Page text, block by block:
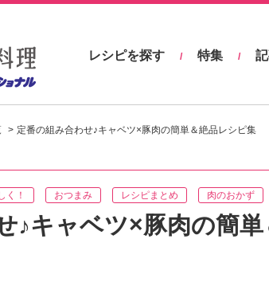
し
ピ
を
見
レシピを探す / 特集 /
定番の組み合わせ♪キャベツ×豚肉の簡単＆絶品レシピ集
く！ おつまみ レシピまとめ 肉のおかず
♪キャベツ×豚肉の簡